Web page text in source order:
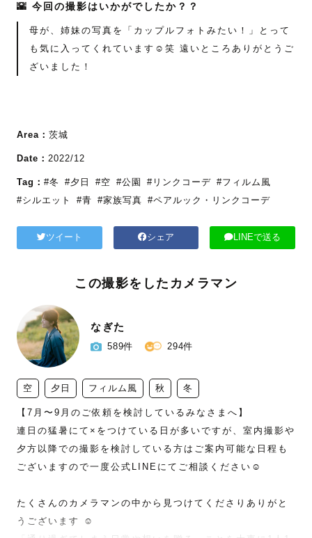
🌇 今回の撮影はいかがでしたか？？
母が、姉妹の写真を「カップルフォトみたい！」とって
も気に入ってくれています☺️笑 遠いところありがとうご
ざいました！
Area： 茨城
Date： 2022/12
Tag： #冬 #夕日 #空 #公園 #リンクコーデ #フィルム風
#シルエット
#青 #家族写真 #ペアルック・リンクコーデ
ツイート シェア LINEで送る
この撮影をしたカメラマン
なぎた
589件 294件
空 夕日 フィルム風 秋 冬
【7月〜9月のご依頼を検討しているみなさまへ】
連日の猛暑にて×をつけている日が多いですが、室内撮影や
夕方以降での撮影を検討している方はご案内可能な日程も
ございますので一度公式LINEにてご相談ください☺️
たくさんのカメラマンの中から見つけてくださりありがと
うございます ☺︎